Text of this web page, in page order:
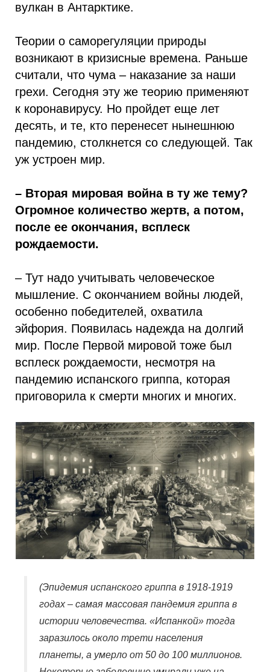
вулкан в Антарктике.
Теории о саморегуляции природы
возникают в кризисные времена. Раньше
считали, что чума – наказание за наши
грехи. Сегодня эту же теорию применяют
к коронавирусу. Но пройдет еще лет
десять, и те, кто перенесет нынешнюю
пандемию, столкнется со следующей. Так
уж устроен мир.
– Вторая мировая война в ту же тему?
Огромное количество жертв, а потом,
после ее окончания, всплеск
рождаемости.
– Тут надо учитывать человеческое
мышление. С окончанием войны людей,
особенно победителей, охватила
эйфория. Появилась надежда на долгий
мир. После Первой мировой тоже был
всплеск рождаемости, несмотря на
пандемию испанского гриппа, которая
приговорила к смерти многих и многих.
(Эпидемия испанского гриппа в 1918-1919
годах – самая массовая пандемия гриппа в
истории человечества. «Испанкой» тогда
заразилось около трети населения
планеты, а умерло от 50 до 100 миллионов.